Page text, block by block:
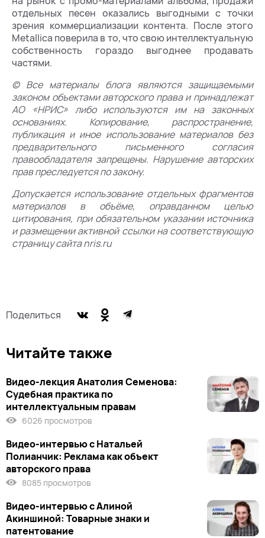
отдельных песен оказались выгодными с точки
зрения коммерциализации контента. После этого
Metallica поверила в то, что свою интеллектуальную
собственность гораздо выгоднее продавать
частями.
© Все материалы блога являются защищаемыми
законом объектами авторского права и принадлежат
АО «НРИС» либо используются им на законных
основаниях. Копирование, распространение,
публикация и иное использование материалов без
предварительного письменного согласия
правообладателя запрещены. Нарушение авторских
прав преследуется по закону.
Допускается использование отдельных фрагментов
материалов в объёме, оправданном целью
цитирования, при обязательном указании источника
и размещении активной ссылки на соответствующую
страницу сайта nris.ru
Поделиться
Читайте также
Видео-лекция Анатолия Семенова:
Судебная практика по
интеллектуальным правам
6026 просмотров
Видео-интервью с Натальей
Полианчик: Реклама как объект
авторского права
8085 просмотров
Видео-интервью с Алиной
Акиншиной: Товарные знаки и
патентование